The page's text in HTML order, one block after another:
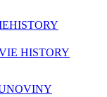
HISTORY
HISTORY